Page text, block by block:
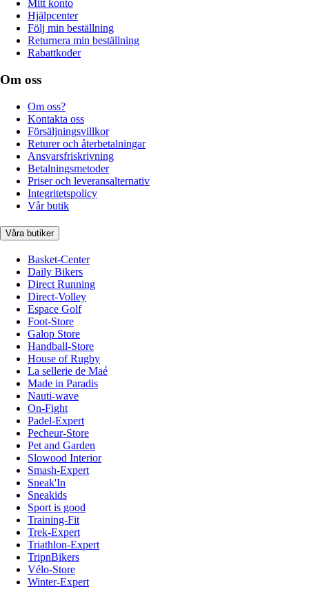
Mitt konto
Hjälpcenter
Följ min beställning
Returnera min beställning
Rabattkoder
Om oss
Om oss?
Kontakta oss
Försäljningsvillkor
Returer och återbetalningar
Ansvarsfriskrivning
Betalningsmetoder
Priser och leveransalternativ
Integritetspolicy
Vår butik
Våra butiker
Basket-Center
Daily Bikers
Direct Running
Direct-Volley
Espace Golf
Foot-Store
Galop Store
Handball-Store
House of Rugby
La sellerie de Maé
Made in Paradis
Nauti-wave
On-Fight
Padel-Expert
Pecheur-Store
Pet and Garden
Slowood Interior
Smash-Expert
Sneak'In
Sneakids
Sport is good
Training-Fit
Trek-Expert
Triathlon-Expert
TripnBikers
Vélo-Store
Winter-Expert